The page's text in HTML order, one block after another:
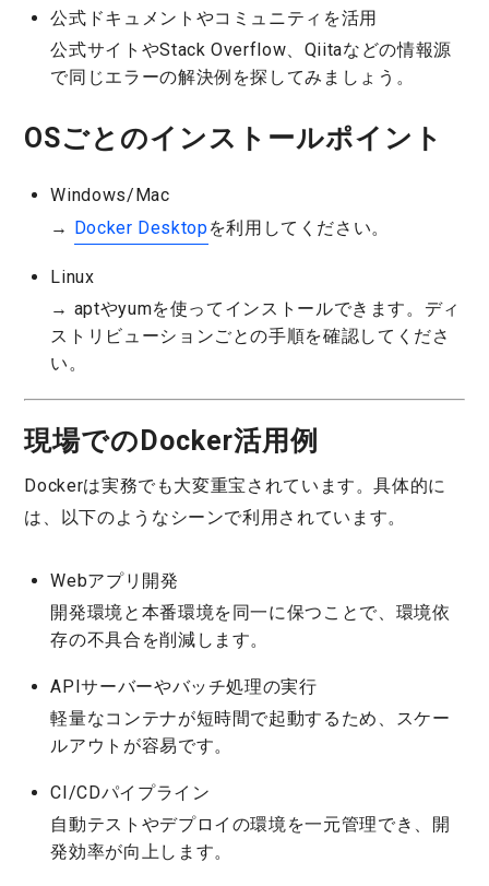
公式ドキュメントやコミュニティを活用
公式サイトやStack Overflow、Qiitaなどの情報源
で同じエラーの解決例を探してみましょう。
OSごとのインストールポイント
Windows/Mac
→ Docker Desktopを利用してください。
Linux
→ aptやyumを使ってインストールできます。ディ
ストリビューションごとの手順を確認してくださ
い。
現場でのDocker活用例
Dockerは実務でも大変重宝されています。具体的に
は、以下のようなシーンで利用されています。
Webアプリ開発
開発環境と本番環境を同一に保つことで、環境依
存の不具合を削減します。
APIサーバーやバッチ処理の実行
軽量なコンテナが短時間で起動するため、スケー
ルアウトが容易です。
CI/CDパイプライン
自動テストやデプロイの環境を一元管理でき、開
発効率が向上します。